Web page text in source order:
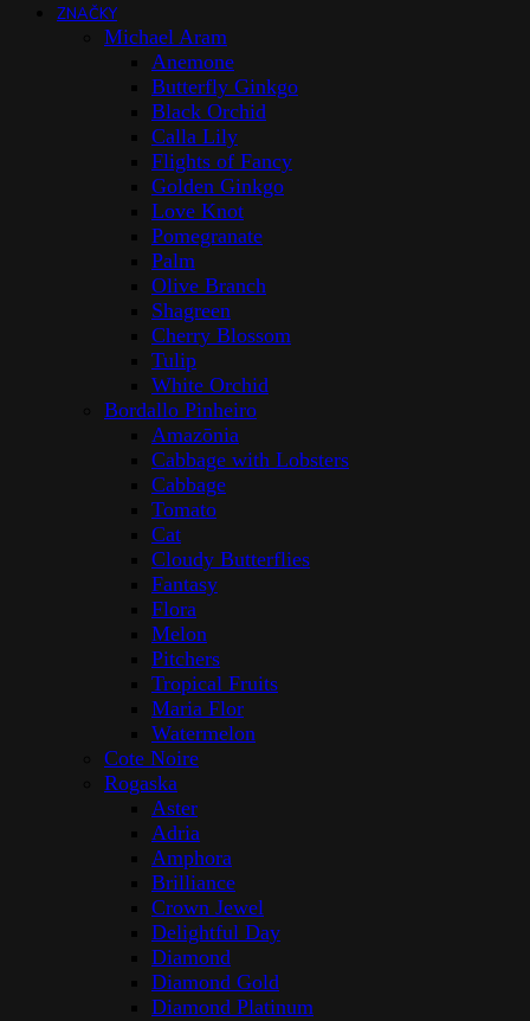
ZNAČKY
Michael Aram
Anemone
Butterfly Ginkgo
Black Orchid
Calla Lily
Flights of Fancy
Golden Ginkgo
Love Knot
Pomegranate
Palm
Olive Branch
Shagreen
Cherry Blossom
Tulip
White Orchid
Bordallo Pinheiro
Amazōnia
Cabbage with Lobsters
Cabbage
Tomato
Cat
Cloudy Butterflies
Fantasy
Flora
Melon
Pitchers
Tropical Fruits
Maria Flor
Watermelon
Cote Noire
Rogaska
Aster
Adria
Amphora
Brilliance
Crown Jewel
Delightful Day
Diamond
Diamond Gold
Diamond Platinum